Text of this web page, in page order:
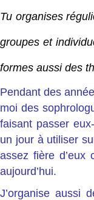
Tu organises
groupes et
formes aussi des
Pendant des
moi des
faisant passer
un jour à utiliser
assez fière
aujourd’hui.
J’organise aussi